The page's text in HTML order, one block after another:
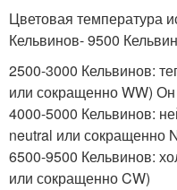
Цветовая температура
Кельвинов- 9500
2500-3000 Кельвинов:
или сокращенно WW)
4000-5000 Кельвинов:
neutral или сокращенно
6500-9500 Кельвинов:
или сокращенно CW)